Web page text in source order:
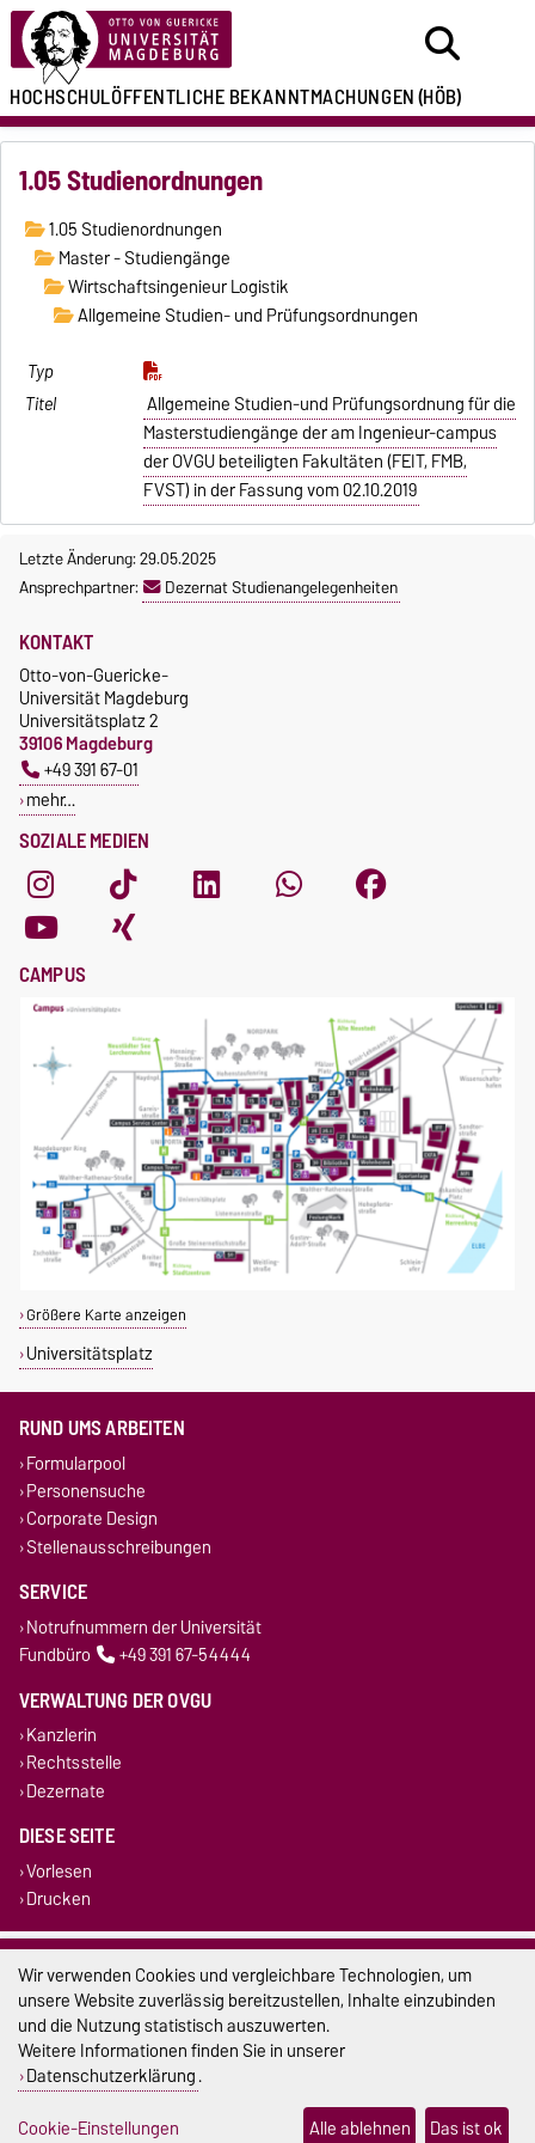
HOCHSCHULÖFFENTLICHEBEKANNTMACHUNGEN(HÖB)
1.05 Studienordnungen
1.05 Studienordnungen
Master - Studiengänge
Wirtschaftsingenieur Logistik
Allgemeine Studien- und Prüfungsordnungen
Allgemeine Studien-und Prüfungsordnung für die
Masterstudiengänge der am Ingenieur-campus
der OVGU beteiligten Fakultäten (FEIT, FMB,
FVST) in der Fassung vom 02.10.2019
Letzte Änderung: 29.05.2025
Ansprechpartner:
Dezernat Studienangelegenheiten
SOZIALE MEDIEN
KONTAKT
Otto-von-Guericke-
Universität Magdeburg
Universitätsplatz 2
39106 Magdeburg
+49 391 67-01
mehr…
CAMPUS
Größere Karte anzeigen
Universitätsplatz
RUND UMS ARBEITEN
Formularpool
Personensuche
Corporate Design
Stellenausschreibungen
SERVICE
Notrufnummern der Universität
Fundbüro
+49 391 67-54444
VERWALTUNG DER OVGU
Kanzlerin
Rechtsstelle
Dezernate
DIESE SEITE
Vorlesen
Drucken
Impressum
Datenschutz
Barrierefreiheit
Cookie-Einstellungen
Wir verwenden Cookies und vergleichbare Technologien, um
unsere Website zuverlässig bereitzustellen, Inhalte einzubinden
und die Nutzung statistisch auszuwerten.
Weitere Informationen finden Sie in unserer
Datenschutzerklärung.
Cookie-Einstellungen
Alle ablehnen Das ist ok